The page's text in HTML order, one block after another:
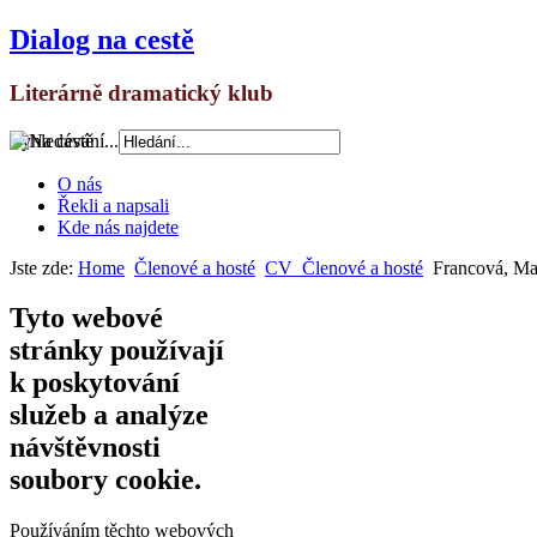
Dialog na cestě
Literárně dramatický klub
Vyhledávání...
O nás
Řekli a napsali
Kde nás najdete
Jste zde: Home Členové a hosté CV_Členové a hosté Francová,
Tyto webové
stránky používají
k poskytování
služeb a analýze
návštěvnosti
soubory cookie.
Používáním těchto webových